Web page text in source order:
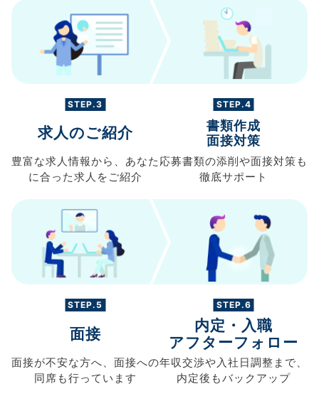
STEP.3
求人のご紹介
豊富な求人情報から、 あなた
に合った求人を ご紹介
STEP.4
書類作成
面接対策
応募書類の添削や面接対策も
徹底サポート
STEP.5
面接
面接が不安な方へ、 面接への
同席も行っています
STEP.6
内定・入職
アフターフォロー
年収交渉や入社日調整まで、
内定後もバックアップ